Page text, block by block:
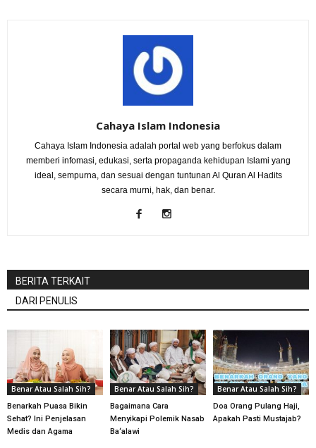
Cahaya Islam Indonesia
Cahaya Islam Indonesia adalah portal web yang berfokus dalam
memberi infomasi, edukasi, serta propaganda kehidupan Islami yang
ideal, sempurna, dan sesuai dengan tuntunan Al Quran Al Hadits
secara murni, hak, dan benar.
BERITA TERKAIT
DARI PENULIS
Benar Atau Salah Sih?
Benarkah Puasa Bikin
Sehat? Ini Penjelasan
Medis dan Agama
Benar Atau Salah Sih?
Bagaimana Cara
Menyikapi Polemik Nasab
Ba‘alawi
Benar Atau Salah Sih?
Doa Orang Pulang Haji,
Apakah Pasti Mustajab?